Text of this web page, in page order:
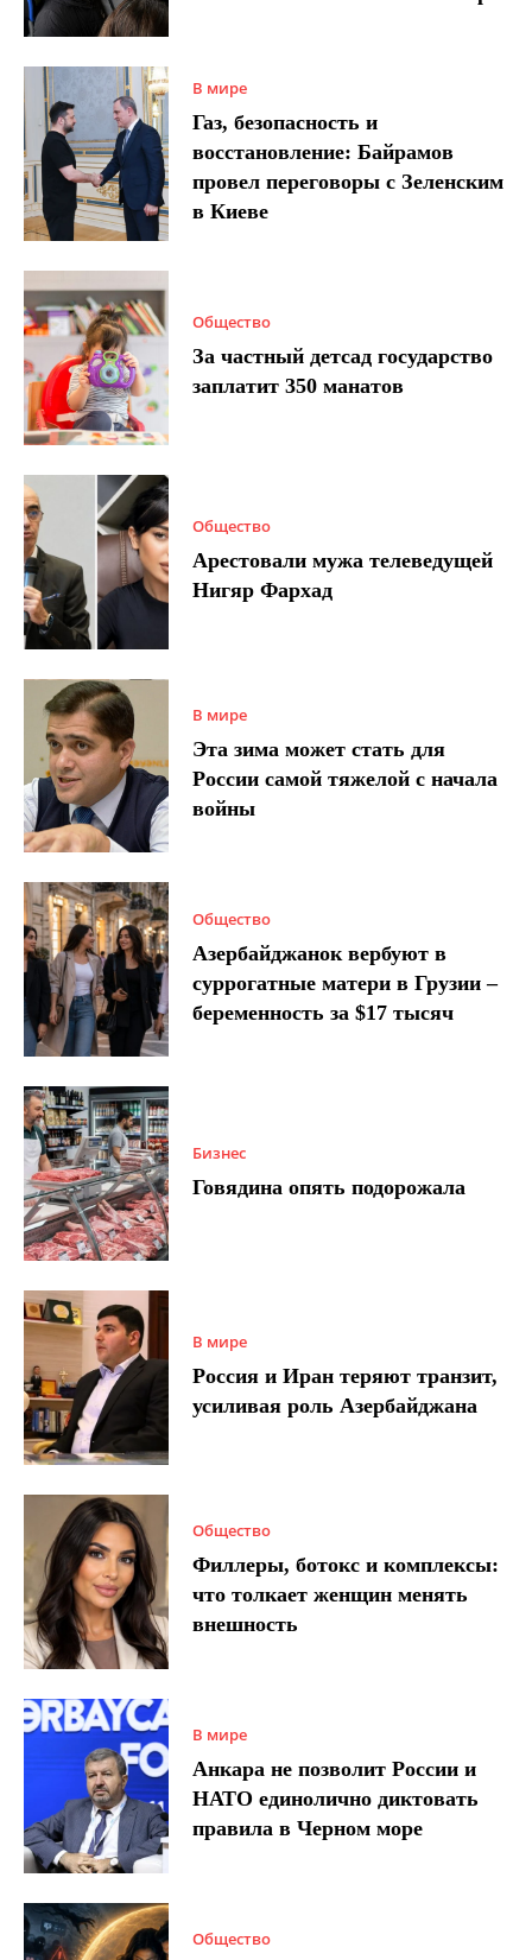
В мире
Газ, безопасность и
восстановление: Байрамов
провел переговоры с Зеленским
в Киеве
Общество
За частный детсад государство
заплатит 350 манатов
Общество
Арестовали мужа телеведущей
Нигяр Фархад
В мире
Эта зима может стать для
России самой тяжелой с начала
войны
Общество
Азербайджанок вербуют в
суррогатные матери в Грузии –
беременность за $17 тысяч
Бизнес
Говядина опять подорожала
В мире
Россия и Иран теряют транзит,
усиливая роль Азербайджана
Общество
Филлеры, ботокс и комплексы:
что толкает женщин менять
внешность
В мире
Анкара не позволит России и
НАТО единолично диктовать
правила в Черном море
Общество